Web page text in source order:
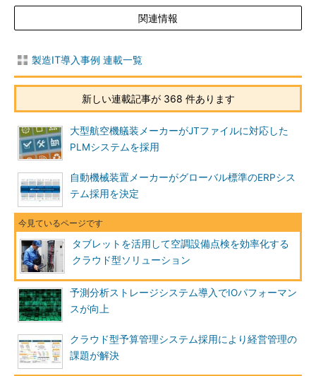
関連情報
製造IT導入事例 連載一覧
新しい連載記事が 368 件あります
大型航空機艤装メーカーがJTファイルに対応した
PLMシステムを採用
自動機械装置メーカーがグローバル標準のERPシス
テム採用を決定
タブレットを活用して空調設備点検を効率化する
クラウド型ソリューション
予測分析ストレージシステム導入でIOパフォーマン
スが向上
クラウド型予算管理システム採用により経営管理の
課題が解決